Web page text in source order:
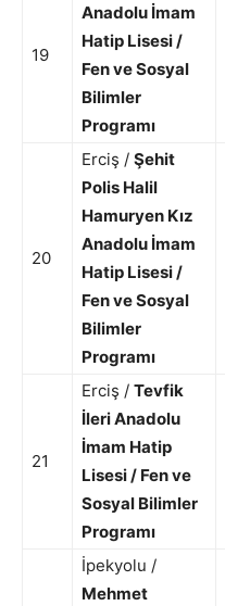
19
Anadolu İmam
Hatip Lisesi /
Fen ve Sosyal
Bilimler
Programı
20
Erciş / Şehit
Polis Halil
Hamuryen Kız
Anadolu İmam
Hatip Lisesi /
Fen ve Sosyal
Bilimler
Programı
21
Erciş / Tevfik
İleri Anadolu
İmam Hatip
Lisesi / Fen ve
Sosyal Bilimler
Programı
İpekyolu /
Mehmet